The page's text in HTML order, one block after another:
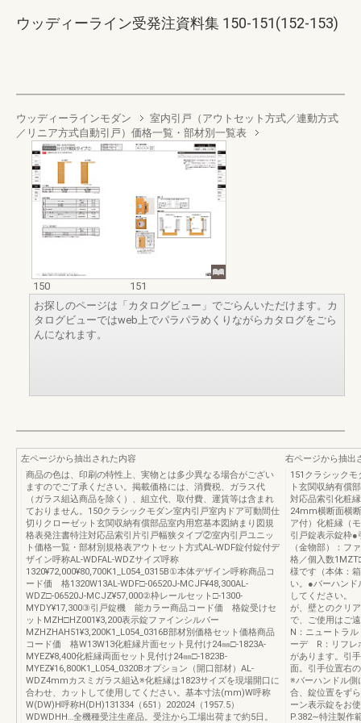
ウッディーライン受発注資料集 150-151(152-153)
ウッディーラインモダン
室内引戸（アウトセット方式／連動方式
／リニア方式自動引戸）価格一覧・部材別一覧表
150
151
お探しのページは「カタログビュー」でごらんいただけます。カ
タログビューではweb上でパラパラめくりながらカタログをごら
んになれます。
左ページから抽出された内容
商品の色は、印刷の特性上、実物とは多少異なる場合がござい
ますのでご了承ください。掲載価格には、消費税、ガラス代
（ガラス組込商品を除く）、組立代、取付費、運賃等は含まれ
ておりません。150クラシックモダン室内引戸室内ドア可動間仕
切りクローゼット玄関収納有償部品室内用窓基本図納まり図規
格表発注書特注対応品索引片引戸幅狭タイプ②室内引戸ユニッ
ト価格一覧・部材別規格表アウトセット方式AL-WDF錠付錠付デ
ザイン呼称AL-WDFAL-WDZサイズ呼称
1320¥72,000¥80,700K1_L054_0315B①本体デザイン呼称商品コ
ード価 格1320W13AL-WDF□-06520J-MCJF¥48,300AL-
WDZ□-06520J-MCJZ¥57,000②枠レールセット□-1300-
MYDY¥17,300③引戸錠機 能カラー商品コード価 格錠受けセ
ットMZH□HZ001¥3,200表示錠ファインシルバー
MZHZHAH51¥3,200K1_L054_0316B部材別価格セット価格商品
コード価 格W13W13化粧縁片面セット見付け24㎜□-1823A-
MYEZ¥8,400化粧縁両面セット見付け24㎜□-1823B-
MYEZ¥16,800K1_L054_0320Bオプション（開口部材）AL-
WDZ4mmカスミガラス組込※化粧縁は1823サイズを現場開口に
合わせ、カットして使用してください。基本寸法(mm)W呼称
W(DW)H呼称H(DH)131334（651）202024（1957.5）
WDWDHH…全機種受注生産品。受注から工場出荷まで約5日。
右ページから抽出
151クラシック
ト玄関収納有償
対応品索引化粧
24mm横断面横
ア付）化粧縁（
引戸錠表示錠枠
（金物部）：フ
格／個入数
様です（本体：
い。●バーハンド
してください。
が、壁とのクリ
で、ご使用はご
N：ニュートラ
ーデ R：リフレ
があります。引
面。引手位置右
※バーハンドル側
合、錠位置をず
ーン表示錠をお
P.382∼特注製作